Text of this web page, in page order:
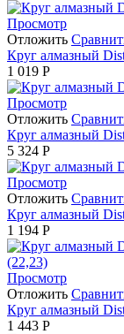
Просмотр
Отложить
Круг алмазный
1 019 Р
Просмотр
Отложить
Круг алмазный
5 324 Р
Просмотр
Отложить
Круг алмазный
1 194 Р
Просмотр
Отложить
Круг алмазный
1 443 Р